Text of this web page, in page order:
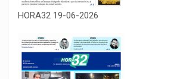
HORA32 19-06-2026